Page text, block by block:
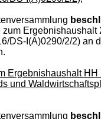
Ergebnishaushalt
DS-I(A)0290/2/2) an
Ergebnishaushalt HH
und